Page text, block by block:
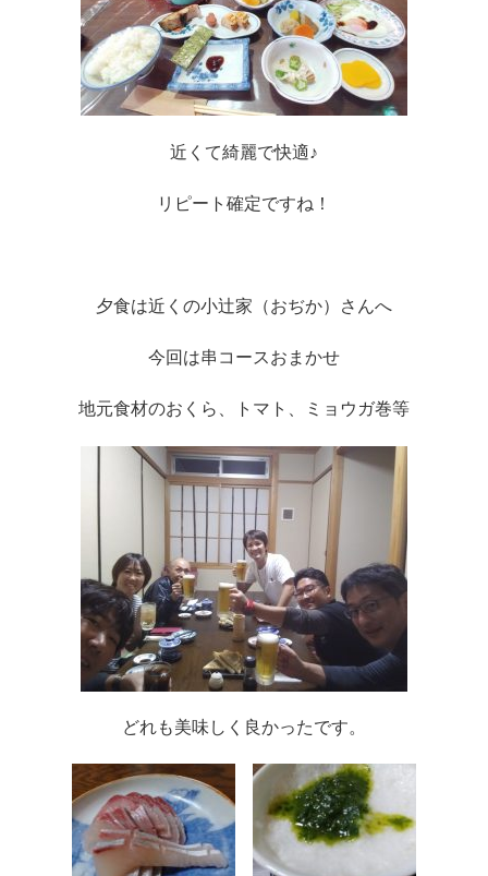
近くて綺麗で快適♪
リピート確定ですね！
夕食は近くの小辻家（おぢか）さんへ
今回は串コースおまかせ
地元食材のおくら、トマト、ミョウガ巻等
どれも美味しく良かったです。